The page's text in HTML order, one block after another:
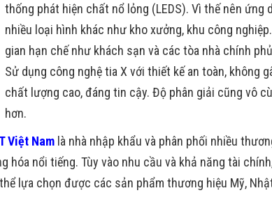
thống phát hiện chất nổ lỏng (LEDS). Vì thế nên
nhiều loại hình khác như kho xưởng, khu công
gian hạn chế như khách sạn và các tòa nhà chính
Sử dụng công nghệ tia X với thiết kế an toàn, không
chất lượng cao, đáng tin cậy. Độ phân giải cũng vô
hơn.
Việt Nam là nhà nhập khẩu và phân phối nhiều
hóa nổi tiếng. Tùy vào nhu cầu và khả năng tài
lựa chọn được các sản phẩm thương hiệu Mỹ,